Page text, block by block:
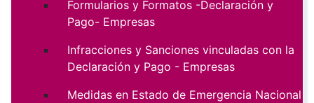
Formularios y Formatos -Declaración y
Pago- Empresas
Infracciones y Sanciones vinculadas con la
Declaración y Pago - Empresas
Medidas en Estado de Emergencia Nacional